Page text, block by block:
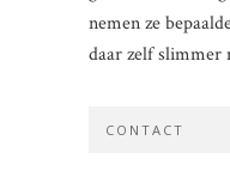
nemen ze
daar zelf slimmer
CONTACT